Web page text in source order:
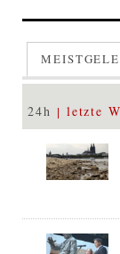
24h letzte